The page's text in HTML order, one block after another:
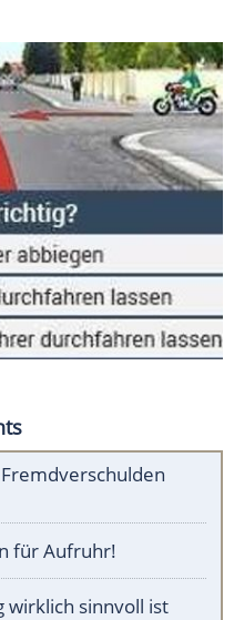
für Aufruhr!
wirklich sinnvoll ist